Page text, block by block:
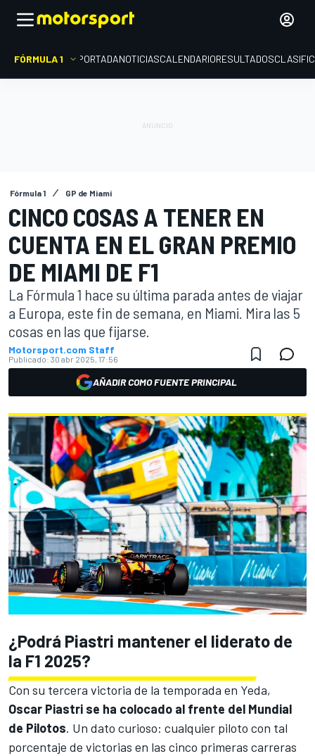
FÓRMULA 1 PORTADANOTICIASCALENDARIORESULTADOS
Fórmula 1 GP de Miami
CINCO COSAS A TENER EN
CUENTA EN EL GRAN PREMIO
DE MIAMI DE F1
La Fórmula 1 hace su última parada antes de viajar
a Europa, este fin de semana, en Miami. Mira las 5
cosas en las que fijarse.
Motorsport.com Staff
Publicado: 30 abr 2025, 17:56
AÑADIR COMO FUENTE PRINCIPAL
¿Podrá Piastri mantener el liderato de
la F1 2025?
Con su tercera victoria de la temporada en Yeda,
Oscar Piastri se ha colocado al frente del Mundial
de Pilotos. Un dato curioso: cualquier piloto con tal
porcentaje de victorias en las cinco primeras carreras